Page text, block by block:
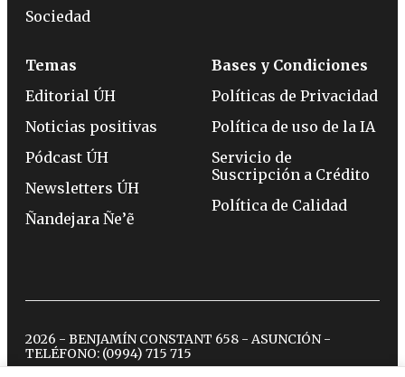
Sociedad
Temas
Editorial ÚH
Noticias positivas
Pódcast ÚH
Newsletters ÚH
Ñandejara Ñe’ẽ
Bases y Condiciones
Políticas de Privacidad
Política de uso de la IA
Servicio de
Suscripción a Crédito
Política de Calidad
2026 - BENJAMÍN CONSTANT 658 - ASUNCIÓN -
TELÉFONO: (0994) 715 715